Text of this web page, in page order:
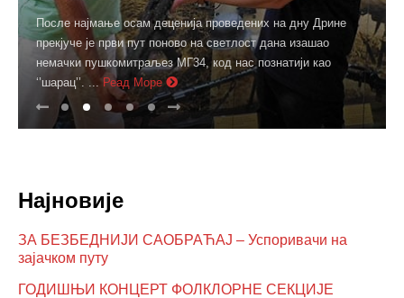
После најмање осам деценија проведених на дну Дрине
прекјуче је први пут поново на светлост дана изашао
немачки пушкомитраљез МГ34, код нас познатији као
‘’шарац’’. ... Реад Море
Најновије
ЗА БЕЗБЕДНИЈИ САОБРАЋАЈ – Успоривачи на
зајачком путу
ГОДИШЊИ КОНЦЕРТ ФОЛКЛОРНЕ СЕКЦИЈЕ